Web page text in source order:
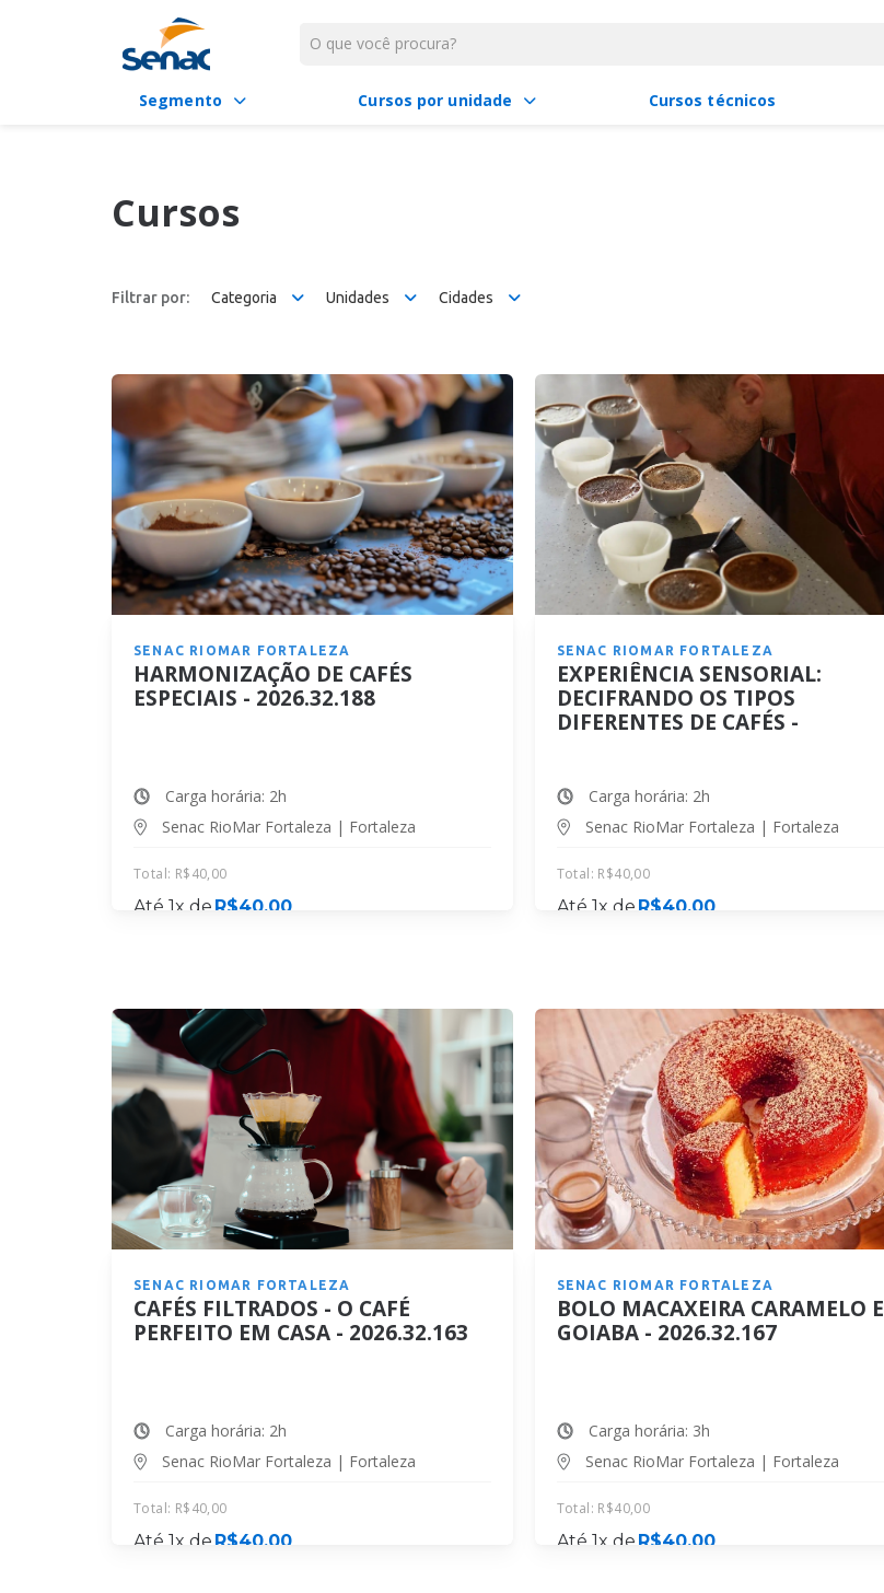
Segmento Cursos por unidade Cursos técnicos
Cursos
Filtrar por: Categoria Unidades Cidades
SENAC RIOMAR FORTALEZA
HARMONIZAÇÃO DE CAFÉS
ESPECIAIS - 2026.32.188
Carga horária: 2h
Senac RioMar Fortaleza | Fortaleza
Total: R$40,00
Até 1x de R$40,00
SENAC RIOMAR FORTALEZA
EXPERIÊNCIA SENSORIAL:
DECIFRANDO OS TIPOS
DIFERENTES DE CAFÉS -
Carga horária: 2h
Senac RioMar Fortaleza | Fortaleza
Total: R$40,00
Até 1x de R$40,00
SENAC RIOMAR FORTALEZA
CAFÉS FILTRADOS - O CAFÉ
PERFEITO EM CASA - 2026.32.163
Carga horária: 2h
Senac RioMar Fortaleza | Fortaleza
Total: R$40,00
Até 1x de R$40,00
SENAC RIOMAR FORTALEZA
BOLO MACAXEIRA CARAMELO E
GOIABA - 2026.32.167
Carga horária: 3h
Senac RioMar Fortaleza | Fortaleza
Total: R$40,00
Até 1x de R$40,00